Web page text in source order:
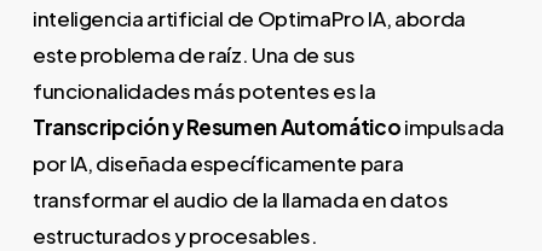
inteligencia artificial de OptimaPro IA, aborda
este problema de raíz. Una de sus
funcionalidades más potentes es la
Transcripción y Resumen Automáticoimpulsada
por IA, diseñada específicamente para
transformar el audio de la llamada en datos
estructurados y procesables.